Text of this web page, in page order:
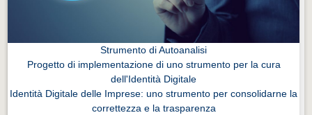
Strumento di Autoanalisi
Progetto di implementazione di uno strumento per la cura
dell'Identità Digitale
Identità Digitale delle Imprese: uno strumento per consolidarne la
correttezza e la trasparenza